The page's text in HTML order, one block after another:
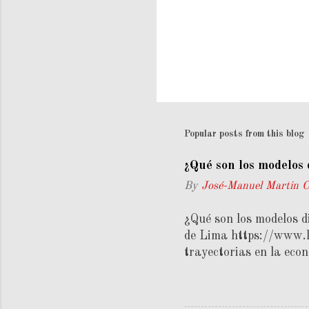
Popular posts from this blog
¿Qué son los
By José-Manuel Martin
¿Qué son los
de Lima https://
trayectorias en la
analizar cambios